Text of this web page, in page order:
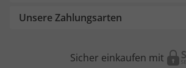
Unsere Zahlungsarten
Sicher einkaufen mit